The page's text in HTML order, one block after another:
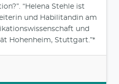
“Helena Stehle ist
und Habilitandin am
und
Hohenheim, Stuttgart.”*